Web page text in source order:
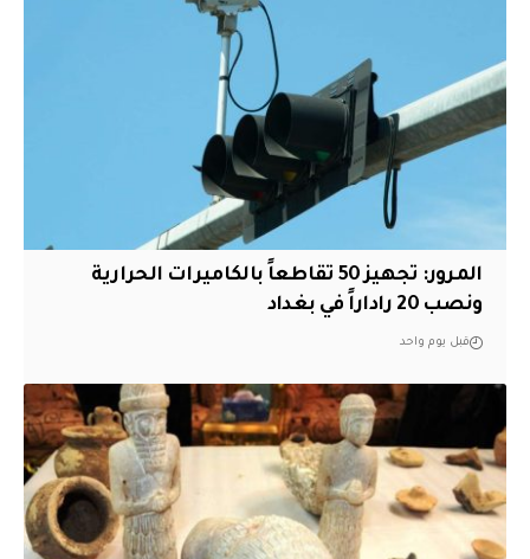
المرور: تجهيز 50 تقاطعاً بالكاميرات الحرارية
ونصب 20 راداراً في بغداد
قبل يوم واحد